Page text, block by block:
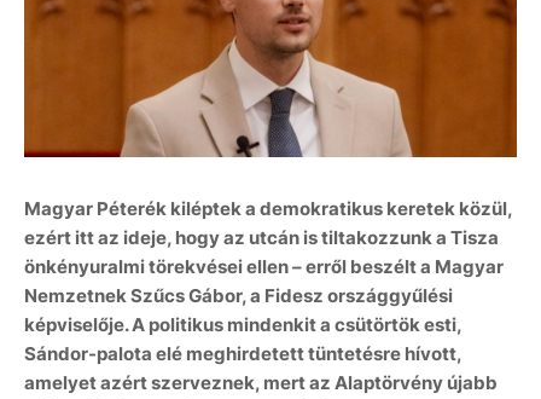
Magyar Péterék kiléptek a demokratikus keretek közül,
ezért itt az ideje, hogy az utcán is tiltakozzunk a Tisza
önkényuralmi törekvései ellen – erről beszélt a Magyar
Nemzetnek Szűcs Gábor, a Fidesz országgyűlési
képviselője. A politikus mindenkit a csütörtök esti,
Sándor-palota elé meghirdetett tüntetésre hívott,
amelyet azért szerveznek, mert az Alaptörvény újabb